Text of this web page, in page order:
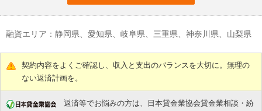
融資エリア：静岡県、愛知県、岐阜県、三重県、神奈川県、山梨県
契約内容をよくご確認し、収入と支出のバランスを大切に。無理の
ない返済計画を。
返済等でお悩みの方は、日本貸金業協会貸金業相談・紛